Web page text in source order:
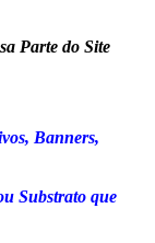
Parte do Site
Banners,
Substrato que